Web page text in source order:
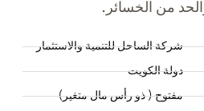
من الخسائر.
شركة الساحل للتنمية والاستثمار
دولة الكويت
مفتوح ( ذو رأس مال متغير)